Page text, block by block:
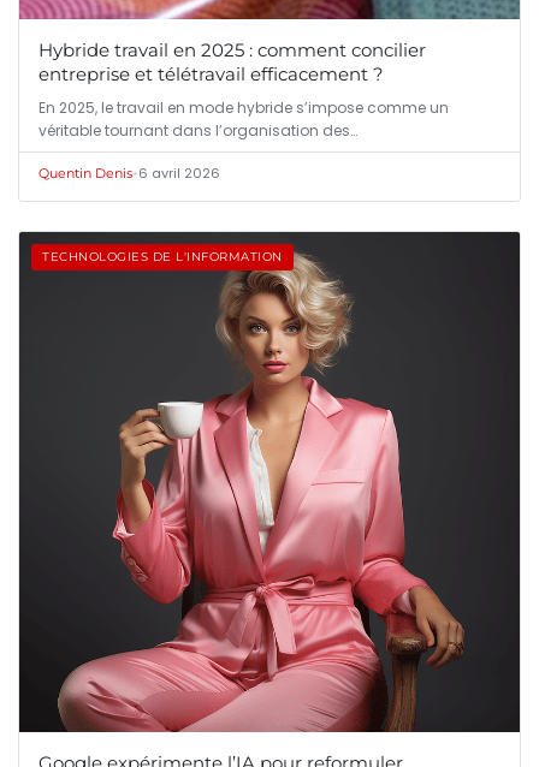
Hybride travail en 2025 : comment concilier
entreprise et télétravail efficacement ?
En 2025, le travail en mode hybride s’impose comme un
véritable tournant dans l’organisation des…
Quentin Denis•6 avril 2026
TECHNOLOGIES DE L'INFORMATION
Google expérimente l’IA pour reformuler